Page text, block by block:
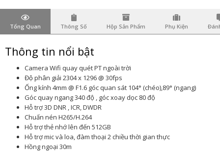
Tổng Quan Thông Số Hộp Sản Phẩm Phụ Kiện
Thông tin nổi bật
Camera Wifi quay quét PT ngoài trời
Độ phân giải 2304 x 1296 @ 30fps
Ống kính 4mm @ F1.6 góc quan sát 104° (chéo),89° (ngang)
Góc quay ngang 340 độ , góc xoay dọc 80 độ
Hỗ trợ 3D DNR , ICR, DWDR
Chuấn nén H265/H.264
Hỗ trợ thẻ nhớ lên đến 512GB
Hỗ trợ mic và loa, đàm thoại 2 chiều thời gian thực
Hồng ngoại 30m